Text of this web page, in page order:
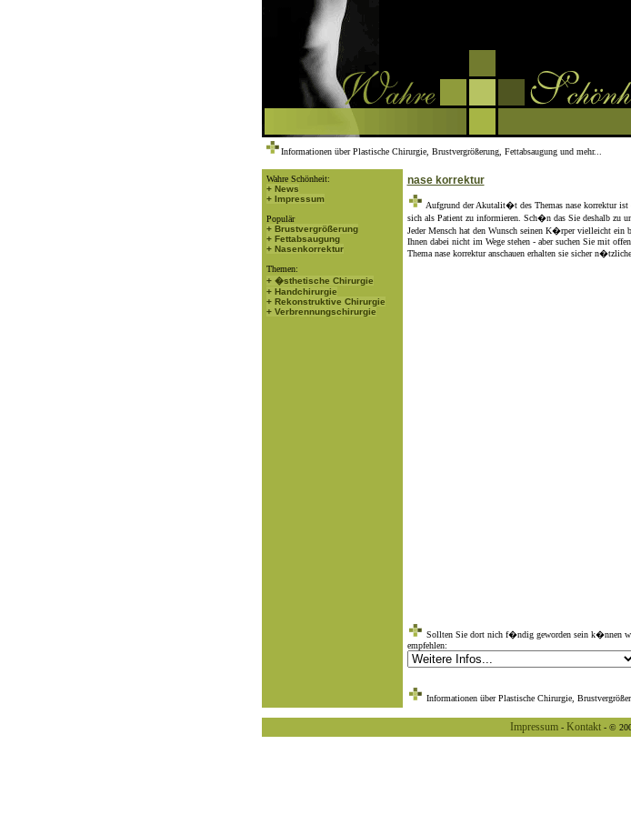
Informationen über Plastische Chirurgie, Brustvergrößerung, Fettabsaugung und mehr...
Wahre Schönheit:
+ News
+ Impressum
Populär
+ Brustvergrößerung
+ Fettabsaugung
+ Nasenkorrektur
Themen:
+ �sthetische Chirurgie
+ Handchirurgie
+ Rekonstruktive Chirurgie
+ Verbrennungschirurgie
nase korrektur
Aufgrund der Akutalit�t des Themas nase korrektur
sich als Patient zu informieren. Sch�n das Sie deshalb zu
Jeder Mensch hat den Wunsch seinen K�rper vielleicht ein
Ihnen dabei nicht im Wege stehen - aber suchen Sie mit
Thema nase korrektur anschauen erhalten sie sicher
Sollten Sie dort nich f�ndig geworden sein k�nnen
empfehlen:
Informationen über Plastische Chirurgie,
Impressum- Kontakt- ©